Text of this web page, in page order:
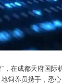
在成都天府国际
饲养员携手，悉
1.42%